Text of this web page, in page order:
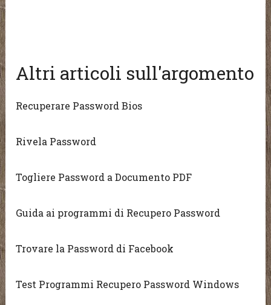
Altri articoli sull'argomento
Recuperare Password Bios
Rivela Password
Togliere Password a Documento PDF
Guida ai programmi di Recupero Password
Trovare la Password di Facebook
Test Programmi Recupero Password Windows